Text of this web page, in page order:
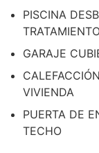
PISCINA
GARAJE
VIVIENDA
PUERTA DE
TECHO